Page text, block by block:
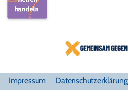
Impressum Datenschutzerklärung